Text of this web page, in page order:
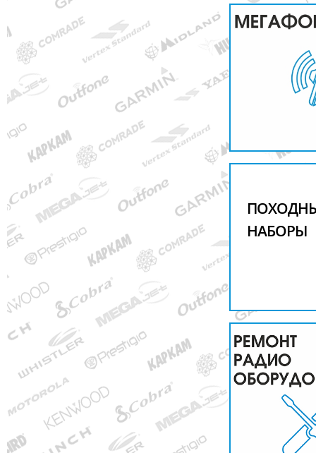
НАБОРЫ